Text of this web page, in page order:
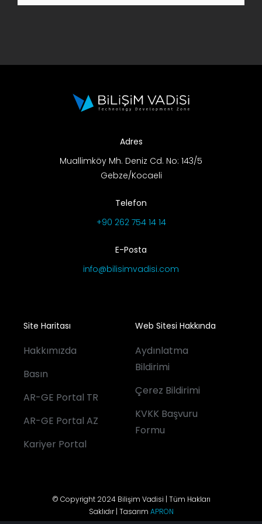
Adres
Muallimköy Mh. Deniz Cd. No: 143/5
Gebze/Kocaeli
Telefon
+90 262 754 14 14
E-Posta
info@bilisimvadisi.com
Site Haritası
Hakkımızda
Basın
AR-GE Portal TR
AR-GE Portal AZ
Kariyer Portal
Web Sitesi Hakkında
Aydınlatma
Bildirimi
Çerez Bildirimi
KVKK Başvuru
Formu
© Copyright 2024 Bilişim Vadisi | Tüm Hakları
Saklıdır | Tasarım APRON